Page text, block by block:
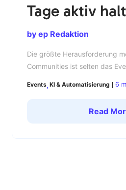
Tage aktiv
by ep Redaktion
Die größte Herausforderung
Communities ist selten das
bleibt eure Community
Manager kennen das Muster:
Events KI & Automatisierung 6
Read